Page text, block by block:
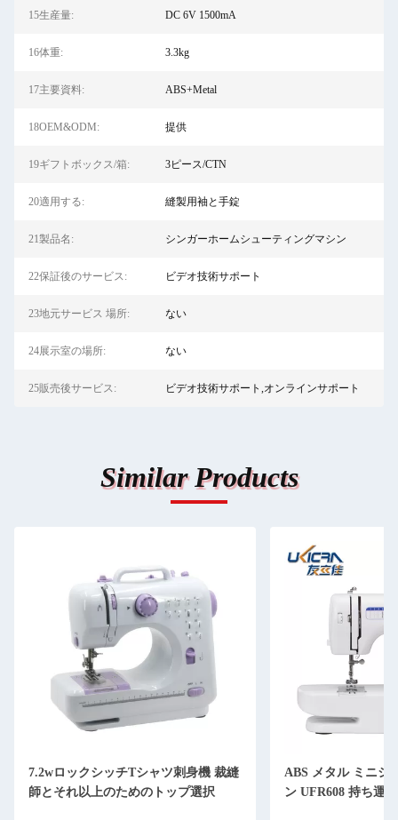
15生産量: DC 6V 1500mA
16体重: 3.3kg
17主要資料: ABS+Metal
18OEM&ODM: 提供
19ギフトボックス/箱: 3ピース/CTN
20適用する: 縫製用袖と手錠
21製品名: シンガーホームシューティングマシン
22保証後のサービス: ビデオ技術サポート
23地元サービス 場所: ない
24展示室の場所: ない
25販売後サービス: ビデオ技術サポート,オンラインサポート
Similar Products
7.2wロックシッチTシャツ刺身機 裁縫
師とそれ以上のためのトップ選択
ABS メタル ミニシ
ン UFR608 持ち運